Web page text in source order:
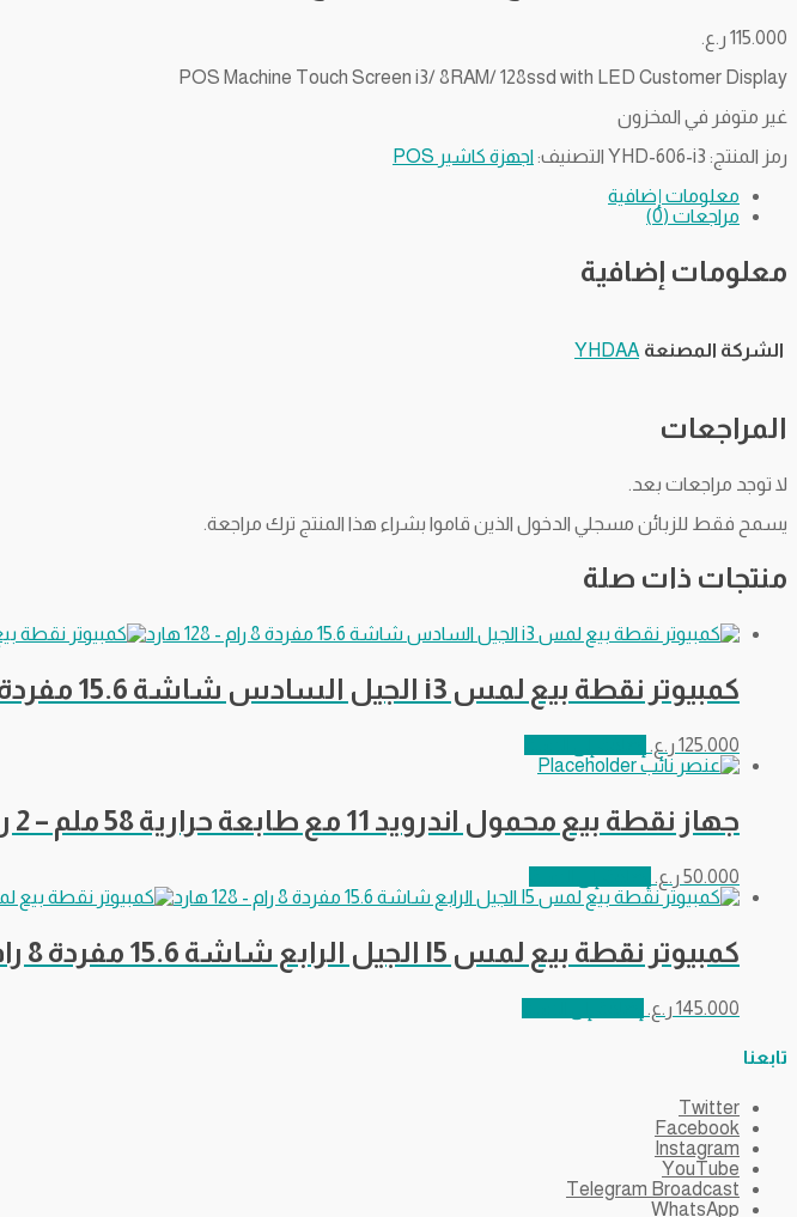
115.000 ر.ع.
POS Machine Touch Screen i3/ 8RAM/ 128ssd with LED Customer Display
غير متوفر في المخزون
رمز المنتج: YHD-606-i3 التصنيف: اجهزة كاشير POS
معلومات إضافية
مراجعات (0)
معلومات إضافية
الشركة المصنعة YHDAA
المراجعات
لا توجد مراجعات بعد.
يسمح فقط للزبائن مسجلي الدخول الذين قاموا بشراء هذا المنتج ترك مراجعة.
منتجات ذات صلة
كمبيوتر نقطة بيع لمس i3 الجيل السادس شاشة 15.6 مفردة 8 رام – 128 هارد
125.000 ر.ع.
جهاز نقطة بيع محمول اندرويد 11 مع طابعة حرارية 58 ملم – 2 رام – 16 جيجا هارد
50.000 ر.ع.
كمبيوتر نقطة بيع لمس I5 الجيل الرابع شاشة 15.6 مفردة 8 رام – 128 هارد
145.000 ر.ع.
تابعنا
Twitter
Facebook
Instagram
YouTube
Telegram Broadcast
WhatsApp